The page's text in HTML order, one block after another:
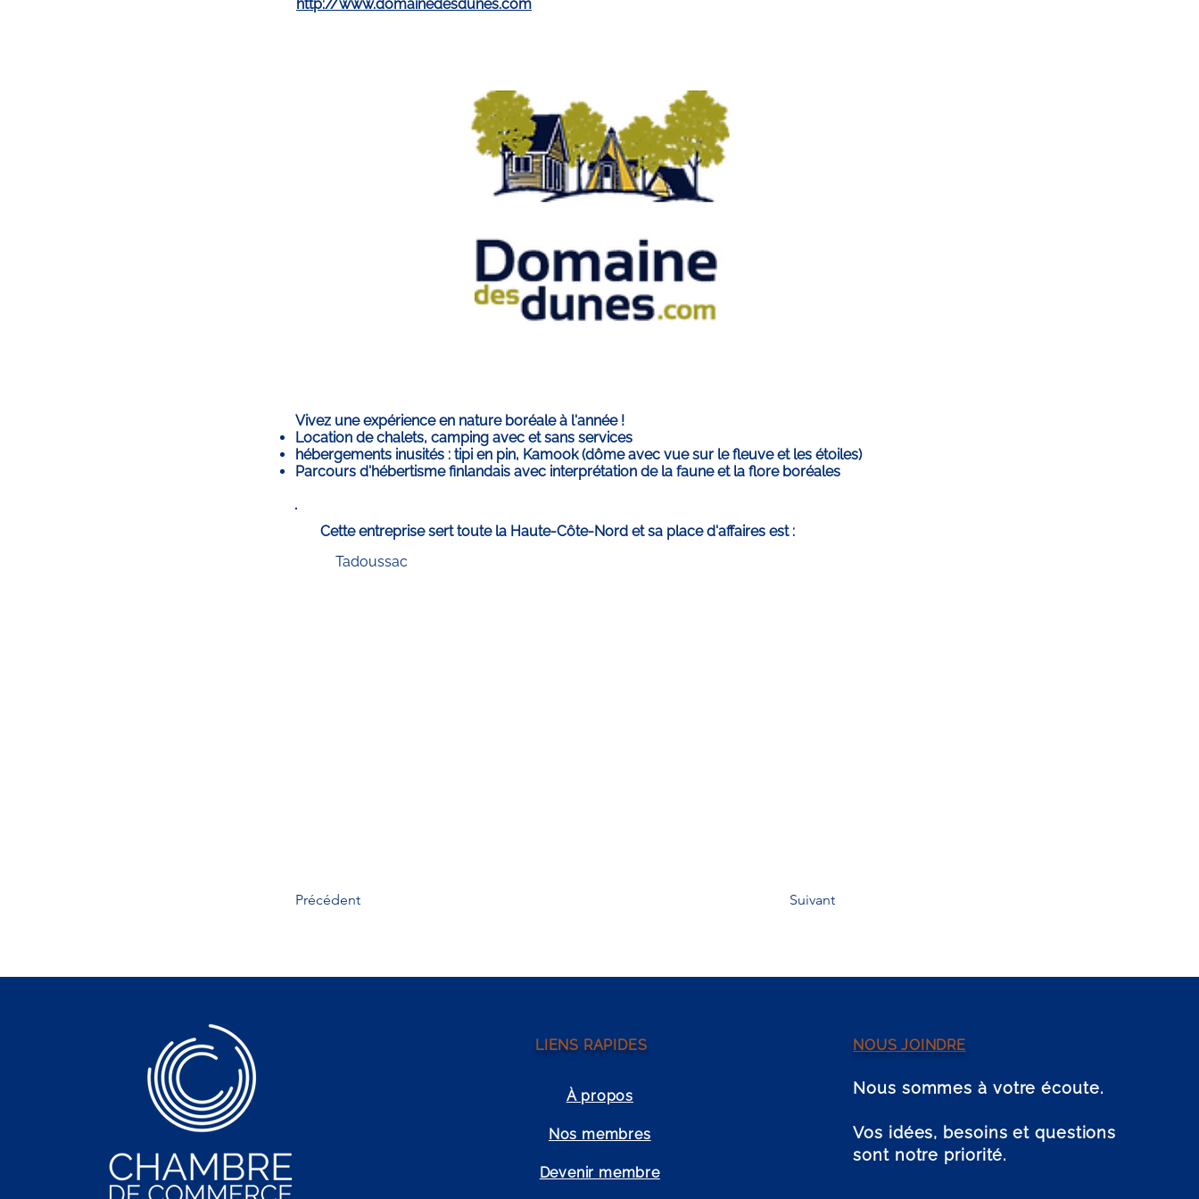
http://www.domainedesdunes.com
Vivez une expérience en nature boréale à l'année !
Location de chalets, camping avec et sans services
hébergements inusités : tipi en pin, Kamook (dôme avec vue sur le fleuve et les étoiles)
Parcours d'hébertisme finlandais avec interprétation de la faune et la flore boréales
Cette entreprise sert toute la Haute-Côte-Nord et sa place d'affaires est :
Tadoussac
Précédent Suivant
LIENS RAPIDES
À propos
Nos membres
Devenir membre
NOUS JOINDRE
Nous sommes à votre écoute.
Vos idées, besoins et questions
sont notre priorité.